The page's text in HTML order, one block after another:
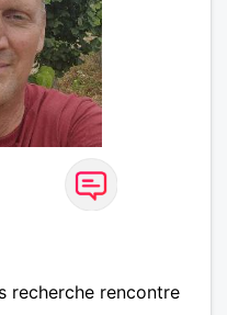
recherche rencontre